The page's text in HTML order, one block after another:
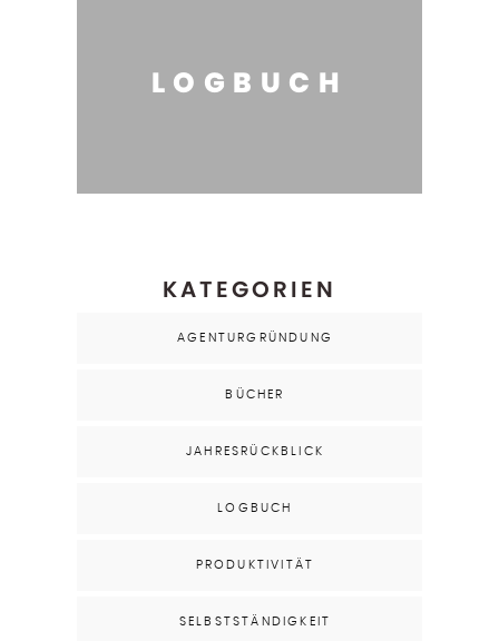
LOGBUCH
KATEGORIEN
AGENTURGRÜNDUNG
BÜCHER
JAHRESRÜCKBLICK
LOGBUCH
PRODUKTIVITÄT
SELBSTSTÄNDIGKEIT